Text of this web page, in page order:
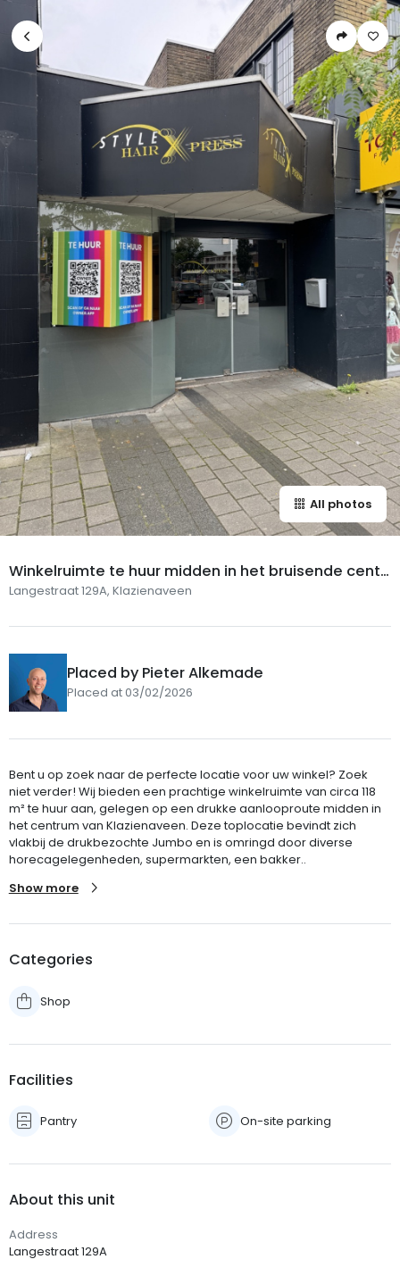
All photos
Winkelruimte te huur midden in het bruisende centr
um van Klazienaveen!
Langestraat 129A, Klazienaveen
Placed by Pieter Alkemade
Placed at 03/02/2026
Bent u op zoek naar de perfecte locatie voor uw winkel? Zoek
niet verder! Wij bieden een prachtige winkelruimte van circa 118
m² te huur aan, gelegen op een drukke aanlooproute midden in
het centrum van Klazienaveen. Deze toplocatie bevindt zich
vlakbij de drukbezochte Jumbo en is omringd door diverse
horecagelegenheden, supermarkten, een bakker..
Show more
Categories
Shop
Facilities
Pantry On-site parking
About this unit
Address
Langestraat 129A